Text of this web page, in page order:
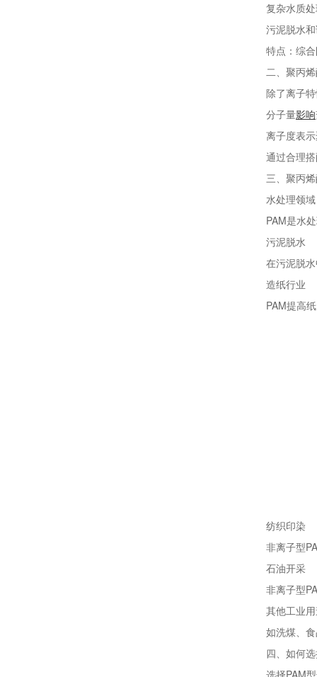
复杂水质处
污泥脱水和
特点：综合
二、聚丙烯
除了离子特
分子量影响
离子度表示
通过合理搭
三、聚丙烯
水处理领域
PAM是水处
污泥脱水
在污泥脱水
造纸行业
PAM提高纸
纺织印染
非离子型
石油开采
非离子型
其他工业
如洗煤、食
四、如何选
选择PAM